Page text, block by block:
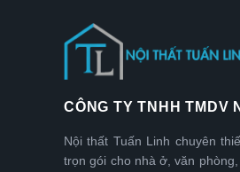
CÔNG TY TNHH TMDV
Nội thất Tuấn Linh chuyên
trọn gói cho nhà ở, văn